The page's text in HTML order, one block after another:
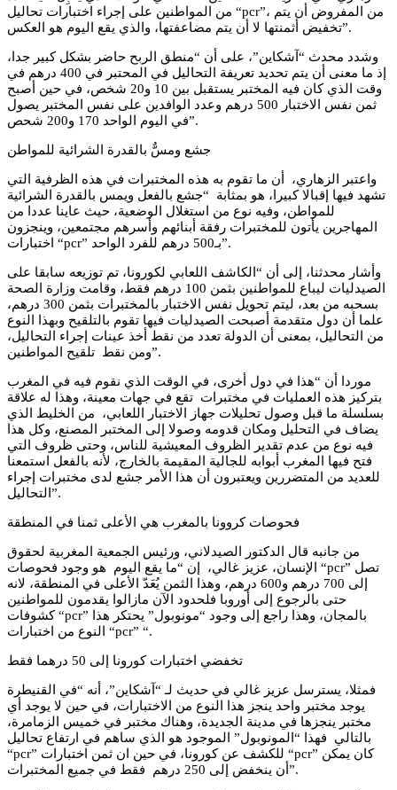
من المواطنين على إجراء اختبارات تحاليل “pcr”، من المفروض أن يتم
تخفيض أثمنتها لا أن يتم مضاعفتها، والذي يقع اليوم هو العكس”.
وشدد محدث “آشكاين”، على أن “منطق الربح حاضر بشكل كبير جدا،
إذ ما معنى أن يتم تحديد تعريفة التحاليل في المحتبر في 400 درهم في
وقت الذي كان فيه المختبر يستقبل بين 10 و20 شخص، في حين أصبح
ثمن نفس الاختبار 500 درهم وعدد الوافدين على نفس المختبر يصول
في اليوم الواحد 170 و200 شحص”.
جشع ومسٌّ بالقدرة الشرائية للمواطن
واعتبر الزهاري، أن ما تقوم به هذه المختبرات في هذه الظرفية التي
تشهد فيها إقبالا كبيرا، هو بمثابة “جشع بالفعل ويمس بالقدرة الشرائية
للمواطن، وفيه نوع من استغلال الوضعية، حيث عاينا عددا من
المهاجرين يأتون للمختبرات رفقة أبنائهم وأسرهم مجتمعين، وينجزون
اختبارات “pcr” بـ500 درهم للفرد الواحد”.
وأشار محدثنا، إلى أن “الكاشف اللعابي لكورونا، تم توزيعه سابقا على
الصيدليات ليباع للمواطنين بثمن 100 درهم فقط، وقامت وزارة الصحة
بسحبه من بعد، ليتم تحويل نفس الاختبار بالمختبرات بثمن 300 درهم،
علما أن دول متقدمة أصبحت الصيدليات فيها تقوم بالتلقيح وبهذا النوع
من التحاليل، بمعنى أن الدولة تعدد من نقط أخذ عينات إجراء التحاليل،
ومن نقط تلقيح المواطنين”.
موردا أن “هذا في دول أخرى، في الوقت الذي نقوم فيه في المغرب
بتركيز هذه العمليات في مختبرات تقع في جهات معينة، وهذا له علاقة
بسلسلة ما قبل وصول تحليلات جهاز الاختبار اللعابي، من الخليط الذي
يضاف في التحليل ومكان قدومه وصولا إلى المختبر المصنع، وكل هذا
فيه نوع من عدم تقدير الظروف المعيشية للناس، وحتى ظروف التي
فتح فيها المغرب أبوابه للجالية المقيمة بالخارج، لأنه بالفعل استمعنا
للعديد من المتضررين ويعتبرون أن هذا الأمر جشع لدى مختبرات إجراء
التحاليل”.
فحوصات كروونا بالمغرب هي الأعلى ثمنا في المنطقة
من جانبه قال الدكتور الصيدلاني، ورئيس الجمعية المغربية لحقوق
الإنسان، عزيز غالي، إن “ما يقع اليوم هو وجود فحوصات “pcr” تصل
إلى 700 درهم و600 درهم، وهذا الثمن يُعَدّ الأعلى في المنطقة، لانه
حتى بالرجوع إلى أوروبا فلحدود الآن مازالوا يقدمون للمواطنين
كشوفات “pcr” بالمجان، وهذا راجع إلى وجود “مونوبول” يحتكر هذا
النوع من اختبارات “pcr” “.
تخفضي اختبارات كورونا إلى 50 درهما فقط
فمثلا، يسترسل عزيز غالي في حديث لـ “آشكاين”، أنه “في القنيطرة
يوجد مختبر واحد ينجز هذا النوع من الاختبارات، في حين لا يوجد أي
مختبر ينجزها في مدينة الجديدة، وهناك مختبر في خميس الزمامرة،
بالتالي فهذا “المونوبول” الموجود هو الذي ساهم في ارتفاع تحاليل
“pcr” للكشف عن كورونا، في حين ان ثمن اختبارات “pcr” كان يمكن
أن ينخفض إلى 250 درهم فقط في جميع المختبرات”.